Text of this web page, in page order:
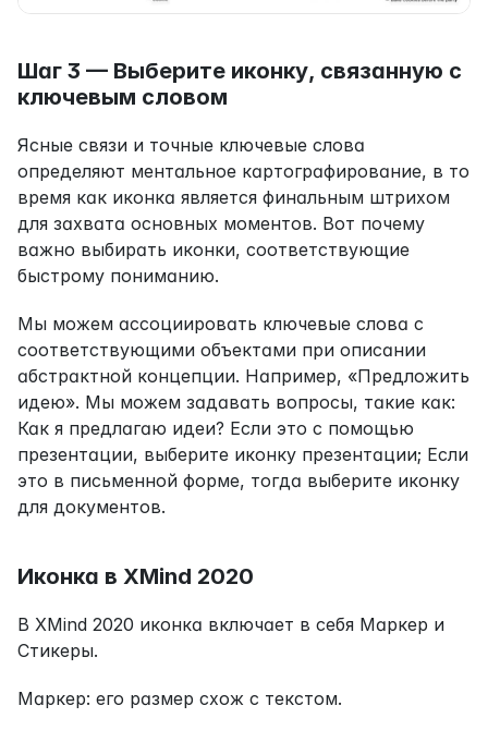
Шаг 3 — Выберите иконку, связанную с
ключевым словом
Ясные связи и точные ключевые слова
определяют ментальное картографирование, в то
время как иконка является финальным штрихом
для захвата основных моментов. Вот почему
важно выбирать иконки, соответствующие
быстрому пониманию.
Мы можем ассоциировать ключевые слова с
соответствующими объектами при описании
абстрактной концепции. Например, «Предложить
идею». Мы можем задавать вопросы, такие как:
Как я предлагаю идеи? Если это с помощью
презентации, выберите иконку презентации; Если
это в письменной форме, тогда выберите иконку
для документов.
Иконка в XMind 2020
В XMind 2020 иконка включает в себя Маркер и
Стикеры.
Маркер: его размер схож с текстом.